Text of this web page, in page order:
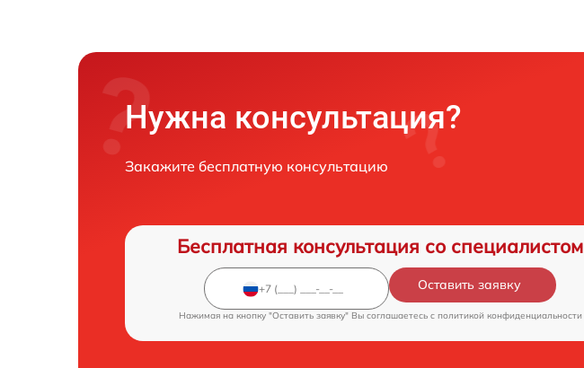
Нужна консультация?
Закажите бесплатную консультацию
Бесплатная консультация со специалистом
Оставить заявку
Нажимая на кнопку "Оставить заявку" Вы соглашаетесь c политикой конфиденциальности